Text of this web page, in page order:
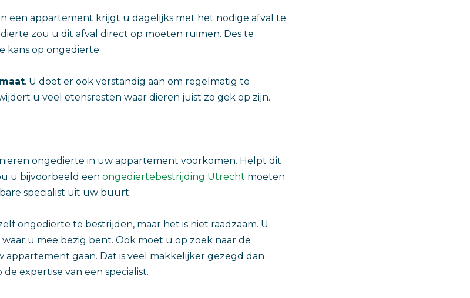
een appartement krijgt u dagelijks met het nodige afval te
zou u dit afval direct op moeten ruimen. Des te
kans op ongedierte.
. U doet er ook verstandig aan om regelmatig te
u veel etensresten waar dieren juist zo gek op zijn.
ongedierte in uw appartement voorkomen. Helpt dit
u bijvoorbeeld een ongediertebestrijding Utrecht moeten
specialist uit uw buurt.
ongedierte te bestrijden, maar het is niet raadzaam. U
u mee bezig bent. Ook moet u op zoek naar de
appartement gaan. Dat is veel makkelijker gezegd dan
expertise van een specialist.